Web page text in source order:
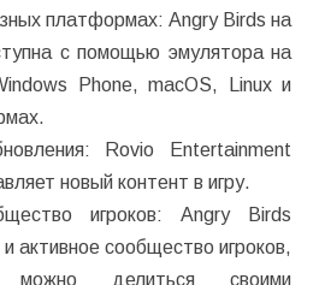
платформах: Angry Birds на
с помощью эмулятора на
Phone, macOS, Linux и
Rovio Entertainment
новый контент в игру.
игроков: Angry Birds
активное сообщество игроков,
делиться своими